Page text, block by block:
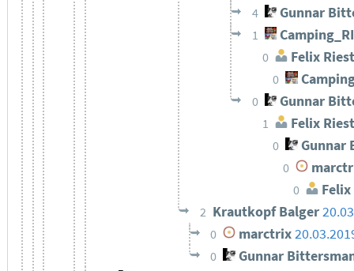
4 Gunnar
1
0 Felix
0
0 Gunnar
1 Felix
0 Gunnar
0
0
2 Krautkopf Balger
0 marctrix
0 Gunnar